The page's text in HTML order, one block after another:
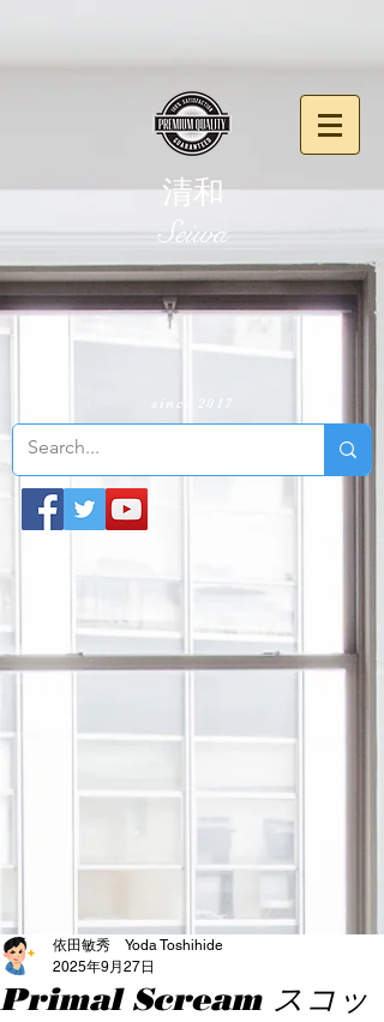
清和
​Seiwa
since 2017
Primal Scream スコッ
依田敏秀 Yoda Toshihide
2025年9月27日